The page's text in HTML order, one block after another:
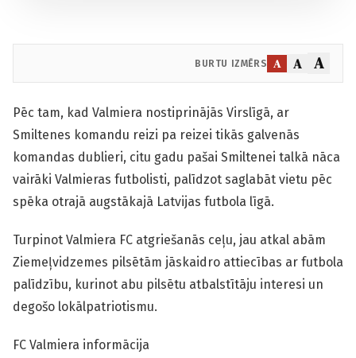
BURTU IZMĒRS A A A
Pēc tam, kad Valmiera nostiprinājās Virslīgā, ar
Smiltenes komandu reizi pa reizei tikās galvenās
komandas dublieri, citu gadu pašai Smiltenei talkā nāca
vairāki Valmieras futbolisti, palīdzot saglabāt vietu pēc
spēka otrajā augstākajā Latvijas futbola līgā.
Turpinot Valmiera FC atgriešanās ceļu, jau atkal abām
Ziemeļvidzemes pilsētām jāskaidro attiecības ar futbola
palīdzību, kurinot abu pilsētu atbalstītāju interesi un
degošo lokālpatriotismu.
FC Valmiera informācija